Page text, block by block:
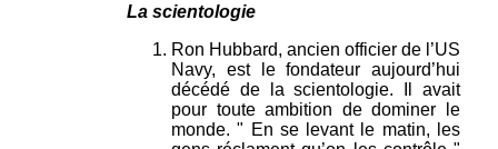
La scientologie
Ron Hubbard, ancien officier de l’US
Navy, est le fondateur aujourd’hui
décédé de la scientologie. Il avait
pour toute ambition de dominer le
monde. " En se levant le matin, les